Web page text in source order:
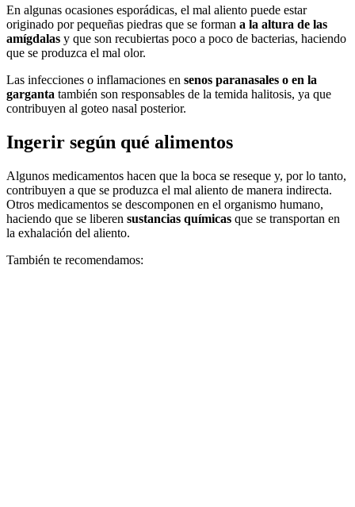
En algunas ocasiones esporádicas, el mal aliento puede estar
originado por pequeñas piedras que se forman a la altura de las
amígdalas y que son recubiertas poco a poco de bacterias, haciendo
que se produzca el mal olor.
Las infecciones o inflamaciones en senos paranasales o en la
garganta también son responsables de la temida halitosis, ya que
contribuyen al goteo nasal posterior.
Ingerir según qué alimentos
Algunos medicamentos hacen que la boca se reseque y, por lo tanto,
contribuyen a que se produzca el mal aliento de manera indirecta.
Otros medicamentos se descomponen en el organismo humano,
haciendo que se liberen sustancias químicas que se transportan en
la exhalación del aliento.
También te recomendamos: